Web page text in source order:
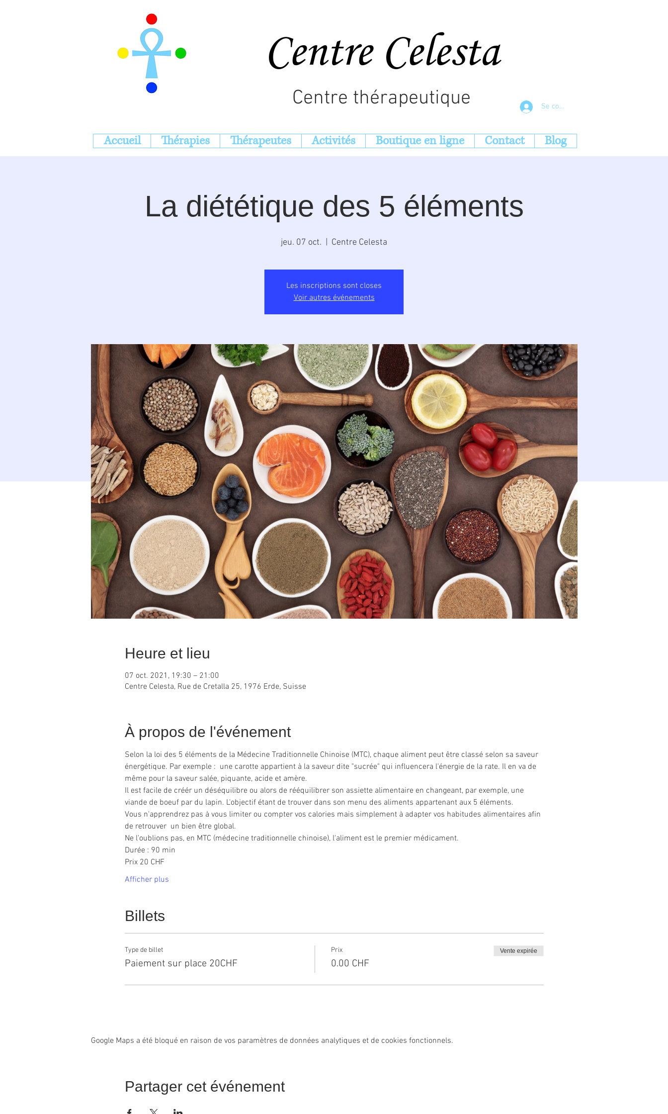
Centre Celesta
Centre thérapeutique Se connecter
Accueil Thérapies Thérapeutes Activités Boutique en ligne Contact Blog
La diététique des 5 éléments
jeu. 07 oct. Centre Celesta
Les inscriptions sont closes
Voir autres événements
Heure et lieu
07 oct. 2021, 19:30 – 21:00
Centre Celesta, Rue de Cretalla 25, 1976 Erde, Suisse
À propos de l'événement
Selon la loi des 5 éléments de la Médecine Traditionnelle Chinoise (MTC), chaque aliment peut être classé selon sa saveur
énergétique. Par exemple :  une carotte appartient à la saveur dite "sucrée" qui influencera l'énergie de la rate. Il en va de
même pour la saveur salée, piquante, acide et amère.
Il est facile de créér un déséquilibre ou alors de rééquilibrer son assiette alimentaire en changeant, par exemple, une
viande de boeuf par du lapin. L'objectif étant de trouver dans son menu des aliments appartenant aux 5 éléments.
Vous n'apprendrez pas à vous limiter ou compter vos calories mais simplement à adapter vos habitudes alimentaires afin
de retrouver  un bien être global.
Ne l'oublions pas, en MTC (médecine traditionnelle chinoise), l'aliment est le premier médicament.
Durée : 90 min
Prix 20 CHF
Afficher plus
Billets
Type de billet
Paiement sur place 20CHF
Prix
0.00 CHF
Vente expirée
Google Maps a été bloqué en raison de vos paramètres de données analytiques et de cookies fonctionnels.
Partager cet événement